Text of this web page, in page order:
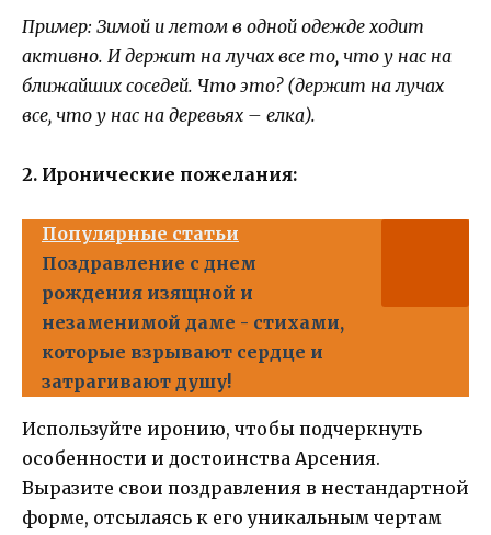
Пример: Зимой и летом в одной одежде ходит
активно. И держит на лучах все то, что у нас на
ближайших соседей. Что это? (держит на лучах
все, что у нас на деревьях – елка).
2. Иронические пожелания:
Популярные статьи
Поздравление с днем
рождения изящной и
незаменимой даме - стихами,
которые взрывают сердце и
затрагивают душу!
Используйте иронию, чтобы подчеркнуть
особенности и достоинства Арсения.
Выразите свои поздравления в нестандартной
форме, отсылаясь к его уникальным чертам